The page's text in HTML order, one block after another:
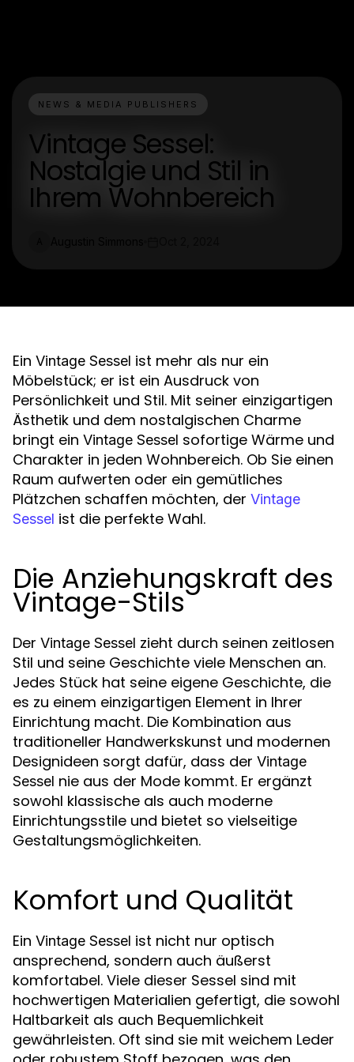
NEWS & MEDIA PUBLISHERS
Vintage Sessel:
Nostalgie und Stil in
Ihrem Wohnbereich
Ein Vintage Sessel ist mehr als nur ein
Möbelstück; er ist ein Ausdruck von
Persönlichkeit und Stil. Mit seiner einzigartigen
Ästhetik und dem nostalgischen Charme
bringt ein Vintage Sessel sofortige Wärme und
Charakter in jeden Wohnbereich. Ob Sie einen
Raum aufwerten oder ein gemütliches
Plätzchen schaffen möchten, der Vintage
Sessel ist die perfekte Wahl.
Die Anziehungskraft des
Vintage-Stils
Der Vintage Sessel zieht durch seinen zeitlosen
Stil und seine Geschichte viele Menschen an.
Jedes Stück hat seine eigene Geschichte, die
es zu einem einzigartigen Element in Ihrer
Einrichtung macht. Die Kombination aus
traditioneller Handwerkskunst und modernen
Designideen sorgt dafür, dass der Vintage
Sessel nie aus der Mode kommt. Er ergänzt
sowohl klassische als auch moderne
Einrichtungsstile und bietet so vielseitige
Gestaltungsmöglichkeiten.
Komfort und Qualität
Ein Vintage Sessel ist nicht nur optisch
ansprechend, sondern auch äußerst
komfortabel. Viele dieser Sessel sind mit
hochwertigen Materialien gefertigt, die sowohl
Haltbarkeit als auch Bequemlichkeit
gewährleisten. Oft sind sie mit weichem Leder